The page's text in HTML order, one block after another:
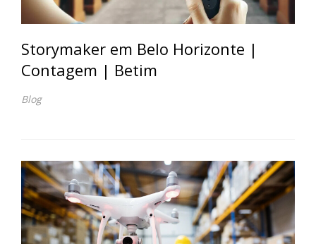
Storymaker em Belo Horizonte |
Contagem | Betim
Blog